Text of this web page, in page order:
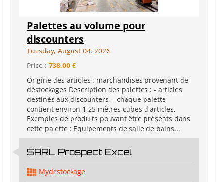
Palettes au volume pour
discounters
Tuesday, August 04, 2026
Price : 738,00 €
Origine des articles : marchandises provenant de
déstockages Description des palettes : - articles
destinés aux discounters, - chaque palette
contient environ 1,25 mètres cubes d'articles,
Exemples de produits pouvant être présents dans
cette palette : Equipements de salle de bains...
SARL Prospect Excel
Mydestockage